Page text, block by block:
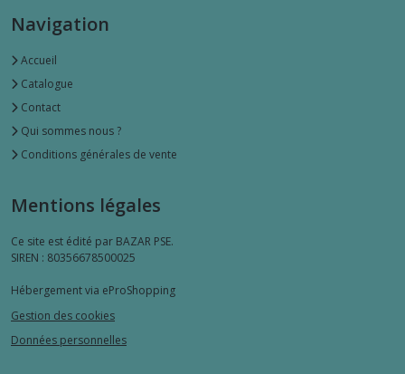
Navigation
Accueil
Catalogue
Contact
Qui sommes nous ?
Conditions générales de vente
Mentions légales
Ce site est édité par BAZAR PSE.
SIREN : 80356678500025
Hébergement via eProShopping
Gestion des cookies
Données personnelles